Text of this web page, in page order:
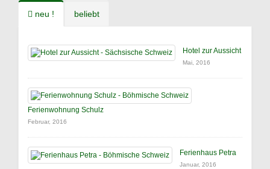
neu ! beliebt
Hotel zur Aussicht
Mai, 2016
Ferienwohnung Schulz
Februar, 2016
Ferienhaus Petra
Januar, 2016